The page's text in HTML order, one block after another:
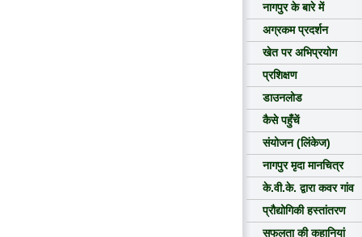
नागपुर के बारे में
अग्रकम प्रदर्शन
खेत पर अभिप्रयोग
प्रशिक्षण
डाउनलोड
कैसे पहुँचें
संयोजन (लिंकेज)
नागपुर मृदा मानचित्र
के.वी.के. द्वारा कवर गांव
प्रौद्योगिकी हस्तांतरण
सफलता की कहानियां